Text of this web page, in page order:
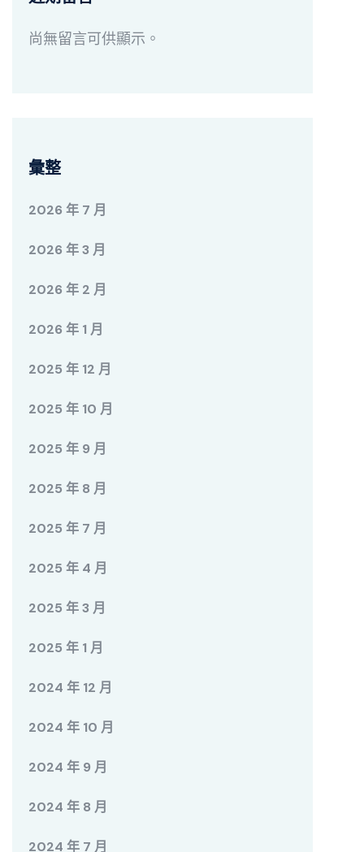
尚無留言可供顯示。
彙整
2026 年 7 月
2026 年 3 月
2026 年 2 月
2026 年 1 月
2025 年 12 月
2025 年 10 月
2025 年 9 月
2025 年 8 月
2025 年 7 月
2025 年 4 月
2025 年 3 月
2025 年 1 月
2024 年 12 月
2024 年 10 月
2024 年 9 月
2024 年 8 月
2024 年 7 月